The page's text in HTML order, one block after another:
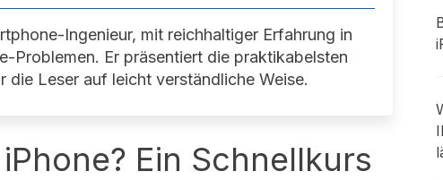
Ingenieur, mit reichhaltiger Erfahrung in
Problemen. Er präsentiert die praktikabelsten
die Leser auf leicht verständliche Weise.
Ein Schnellkurs